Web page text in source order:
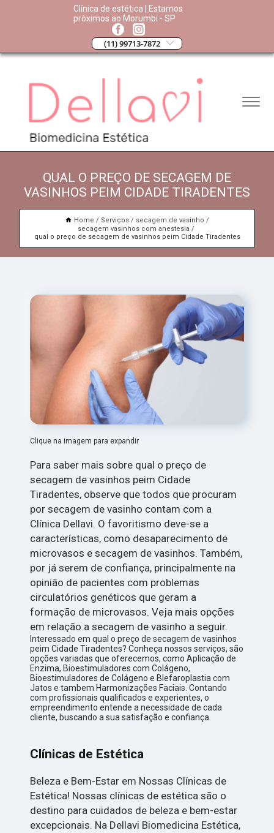
Clínica de estética | Estamos
próximos ao Morumbi - SP
(11) 99713-7872
QUAL O PREÇO DE SECAGEM DE
VASINHOS PEIM CIDADE TIRADENTES
Home Serviços
secagem de vasinho
secagem vasinhos com anestesia
qual o preço de secagem de vasinhos peim Cidade Tiradentes
Clique na imagem para expandir
Para saber mais sobre qual o preço de
secagem de vasinhos peim Cidade
Tiradentes, observe que todos que procuram
por secagem de vasinho contam com a
Clínica Dellavi. O favoritismo deve-se a
características, como desaparecimento de
microvasos e secagem de vasinhos. Também,
por já serem de confiança, principalmente na
opinião de pacientes com problemas
circulatórios genéticos que geram a
formação de microvasos. Veja mais opções
em relação a secagem de vasinho a seguir.
Interessado em qual o preço de secagem de vasinhos
peim Cidade Tiradentes? Conheça nossos serviços, são
opções variadas que oferecemos, como Aplicação de
Enzima, Bioestimuladores com Colágeno,
Bioestimuladores de Colágeno e Blefaroplastia com
Jatos e tambem Harmonizações Faciais. Contando
com profissionais qualificados e experientes, o
empreendimento entende a necessidade de cada
cliente, buscando a sua satisfação e confiança.
Clínicas de Estética
Beleza e Bem-Estar em Nossas Clínicas de
Estética! Nossas clínicas de estética são o
destino para cuidados de beleza e bem-estar
excepcionais. Na Dellavi Biomedicina Estética,